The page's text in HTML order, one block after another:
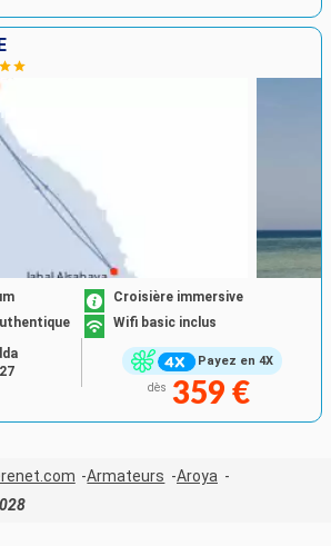
Payez en 4X
Croisière immersive
Wifi basic inclus
dès 359 €
Armateurs
Aroya